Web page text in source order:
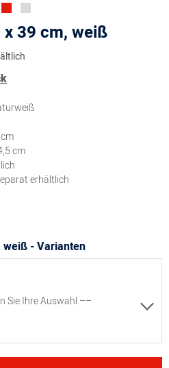
39 cm, weiß
cm
erhältlich
weiß - Varianten
Sie Ihre Auswahl ––